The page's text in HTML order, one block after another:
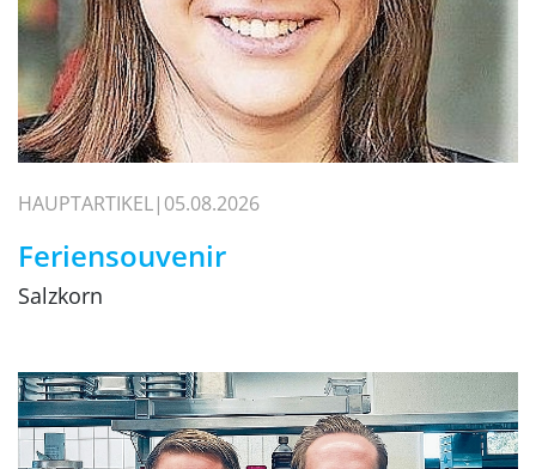
HAUPTARTIKEL 05.08.2026
Feriensouvenir
Salzkorn